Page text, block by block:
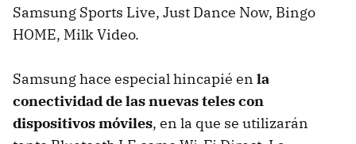
Samsung Sports Live, Just Dance Now, Bingo
HOME, Milk Video.
Samsung hace especial hincapié en la
conectividad de las nuevas teles con
dispositivos móviles, en la que se utilizarán